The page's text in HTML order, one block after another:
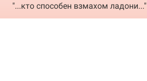
"...кто способен взмахом ладони..."